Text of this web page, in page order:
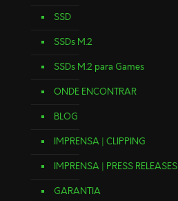
SSD
SSDs M.2
SSDs M.2 para Games
ONDE ENCONTRAR
BLOG
IMPRENSA | CLIPPING
IMPRENSA | PRESS RELEASES
GARANTIA